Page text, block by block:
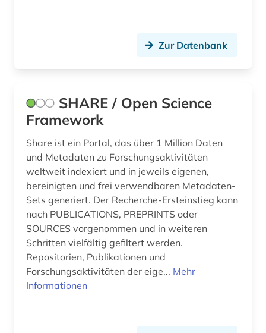
qumrantexte (1)
religion (2)
repositorium (1)
rheinland-pfalz (1)
russland (1)
römerzeit (1)
sachsen-anhalt (1)
Zur Datenbank
SHARE / Open Science
Framework
Share ist ein Portal, das über 1 Million Daten
und Metadaten zu Forschungsaktivitäten
weltweit indexiert und in jeweils eigenen,
bereinigten und frei verwendbaren Metadaten-
Sets generiert. Der Recherche-Ersteinstieg kann
nach PUBLICATIONS, PREPRINTS oder
SOURCES vorgenommen und in weiteren
Schritten vielfältig gefiltert werden.
Repositorien, Publikationen und
Forschungsaktivitäten der eige... Mehr
Informationen